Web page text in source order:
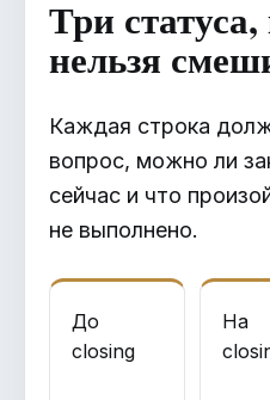
Три
нельзя
Каждая строка
вопрос, можно ли
сейчас и что
не выполнено.
До
closing
На